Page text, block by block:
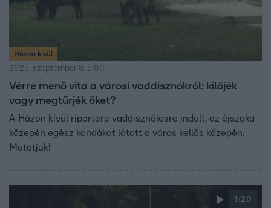
Házon kívül
2025. szeptember 8. 5:00
Vérre menő vita a városi vaddisznókról: kilőjék
vagy megtűrjék őket?
A Házon kívül riportere vaddisznólesre indult, az éjszaka
közepén egész kondákat látott a város kellős közepén.
Mutatjuk!
1:20